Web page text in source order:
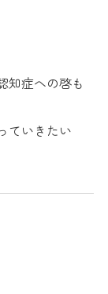
知症への啓も
ていきたい